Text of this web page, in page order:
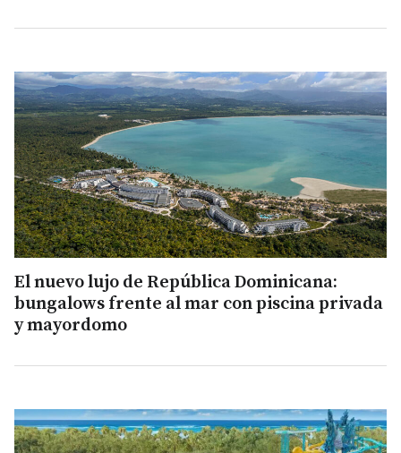
El nuevo lujo de República Dominicana:
bungalows frente al mar con piscina privada
y mayordomo